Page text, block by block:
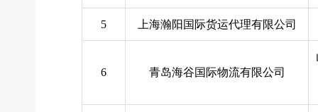
5 上海瀚阳国际货运代理有限公司
6 青岛海谷国际物流有限公司